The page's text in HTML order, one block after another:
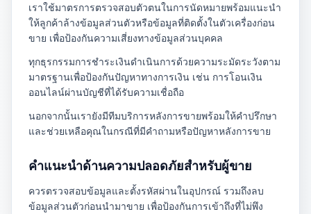
เราใช้มาตรการตรวจสอบตัวตนในการนัดหมายพร้อมแนะนำ
ให้ลูกค้าล้างข้อมูลส่วนตัวหรือข้อมูลที่ติดตั้งในตัวเครื่องก่อน
ขาย เพื่อป้องกันความเสี่ยงทางข้อมูลส่วนบุคคล
ทุกธุรกรรมการชำระเงินดำเนินการด้วยความระมัดระวังตาม
มาตรฐานเพื่อป้องกันปัญหาทางการเงิน เช่น การโอนเงิน
ออนไลน์ผ่านบัญชีที่ได้รับความเชื่อถือ
นอกจากนั้นเรายังมีทีมบริการหลังการขายพร้อมให้คำปรึกษา
และช่วยเหลือคุณในกรณีที่มีคำถามหรือปัญหาหลังการขาย
คำแนะนำด้านความปลอดภัยสำหรับผู้ขาย
ควรตรวจสอบข้อมูลและตั้งรหัสผ่านในอุปกรณ์ รวมถึงลบ
ข้อมูลส่วนตัวก่อนนำมาขาย เพื่อป้องกันการเข้าถึงที่ไม่พึง